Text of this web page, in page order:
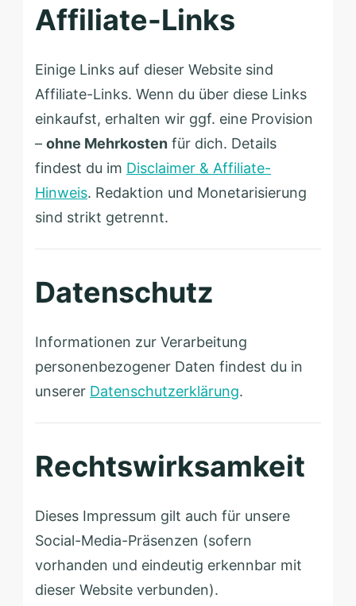
Affiliate-Links
Einige Links auf dieser Website sind
Affiliate-Links. Wenn du über diese Links
einkaufst, erhalten wir ggf. eine Provision
– ohne Mehrkosten für dich. Details
findest du im Disclaimer & Affiliate-
Hinweis. Redaktion und Monetarisierung
sind strikt getrennt.
Datenschutz
Informationen zur Verarbeitung
personenbezogener Daten findest du in
unserer Datenschutzerklärung.
Rechtswirksamkeit
Dieses Impressum gilt auch für unsere
Social-Media-Präsenzen (sofern
vorhanden und eindeutig erkennbar mit
dieser Website verbunden).